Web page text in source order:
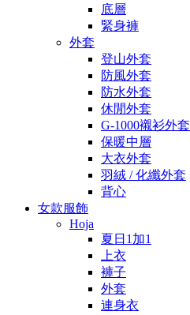
底層
緊身褲
外套
登山外套
防風外套
防水外套
休閒外套
G-1000襯衫外套
保暖中層
大衣外套
羽絨 / 化纖外套
背心
女款服飾
Hoja
夏日1加1
上衣
褲子
外套
連身衣